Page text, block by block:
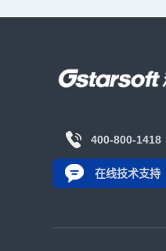
400-800-1418
在线技术支持